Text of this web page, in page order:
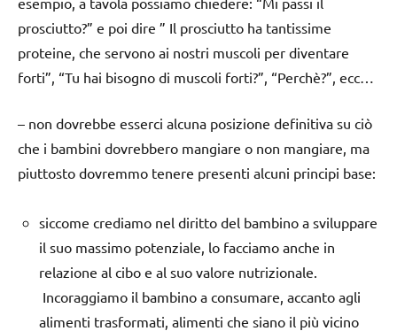
prosciutto?” e poi dire ” Il prosciutto ha tantissime
proteine, che servono ai nostri muscoli per diventare
forti”, “Tu hai bisogno di muscoli forti?”, “Perchè?”, ecc…
– non dovrebbe esserci alcuna posizione definitiva su ciò
che i bambini dovrebbero mangiare o non mangiare, ma
piuttosto dovremmo tenere presenti alcuni principi base:
siccome crediamo nel diritto del bambino a sviluppare
il suo massimo potenziale, lo facciamo anche in
relazione al cibo e al suo valore nutrizionale.
Incoraggiamo il bambino a consumare, accanto agli
alimenti trasformati, alimenti che siano il più vicino